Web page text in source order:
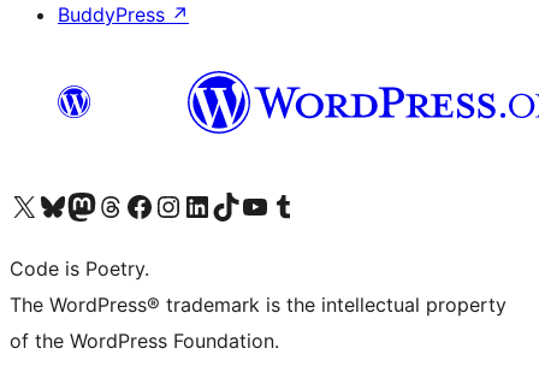
BuddyPress ↗
ຢ້ຽມຊົມບັນຊີ X (ຊື່ເກົ່າ Twitter) ຂອງພວກເຮົາຢ້ຽມຊົມບັນຊີ Bluesky ຂອງພວກເຮົາຢ້ຽມຊົມບັນຊີ Mastodon ຂອງພວກເຮົາຢ້ຽມຊົມບັນຊີ Threads ຂອງພວກເຮົາຢ້ຽມຊົມໜ້າ Facebook ຂອງພວກເຮົາຢ້ຽມຊົມບັນຊີ Instagram ຂອງພວກເຮົາຢ້ຽມຊົມບັນຊີ LinkedIn ຂອງພວກເຮົາຢ້ຽມຊົມບັນຊີ TikTok ຂອງພວກເຮົາຢ້ຽມຊົມຊ່ອງ YouTube ຂອງພວກເຮົາຢ້ຽມຊົມບັນຊີ Tumblr ຂອງພວກເຮົາ
Code is Poetry.
The WordPress® trademark is the intellectual property
of the WordPress Foundation.